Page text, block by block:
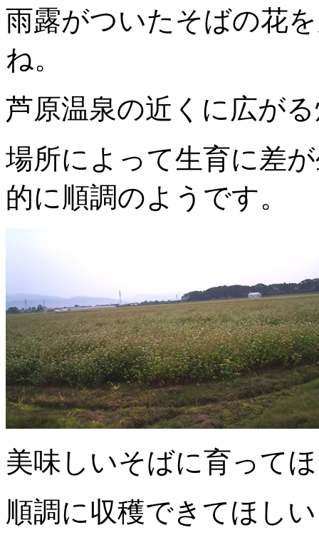
雨露がついたそばの花
ね。
芦原温泉の近くに広が
場所によって生育に差
的に順調のようです。
美味しいそばに育って
順調に収穫できてほし